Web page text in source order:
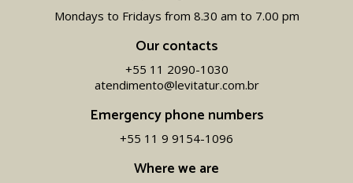
Where we are
Mondays to Fridays from 8.30 am to 7.00 pm
Our contacts
+55 11 2090-1030
atendimento@levitatur.com.br
Emergency phone numbers
+55 11 9 9154-1096‬